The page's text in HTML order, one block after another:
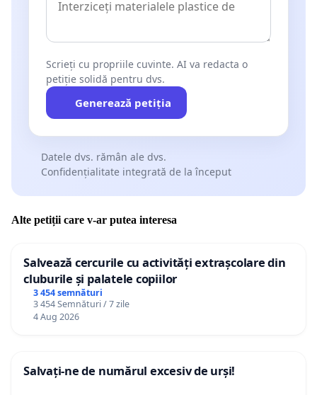
Scrieți cu propriile cuvinte. AI va redacta o
petiție solidă pentru dvs.
Generează petiția
Datele dvs. rămân ale dvs.
Confidențialitate integrată de la început
Alte petiții care v-ar putea interesa
Salvează cercurile cu activități extrașcolare din
cluburile și palatele copiilor
3 454 semnături
3 454 Semnături / 7 zile
4 Aug 2026
Salvați-ne de numărul excesiv de urși!